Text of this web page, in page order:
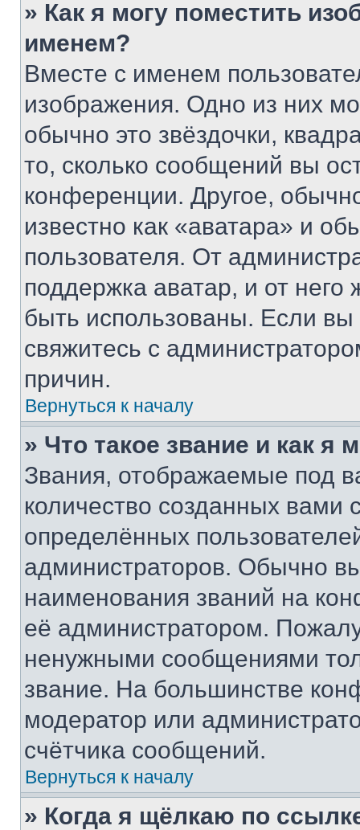
» Как я могу поместить
именем?
Вместе с именем
изображения. Одно из них
обычно это звёздочки,
то, сколько сообщений вы
конференции. Другое,
известно как «аватара» и
пользователя. От
поддержка аватар, и от него
быть использованы. Если
свяжитесь с
причин.
Вернуться к началу
» Что такое звание и как я
Звания, отображаемые под
количество созданных
определённых
администраторов. Обычно
наименования званий на
её администратором.
ненужными сообщениями
звание. На большинстве
модератор или
счётчика сообщений.
Вернуться к началу
» Когда я щёлкаю по